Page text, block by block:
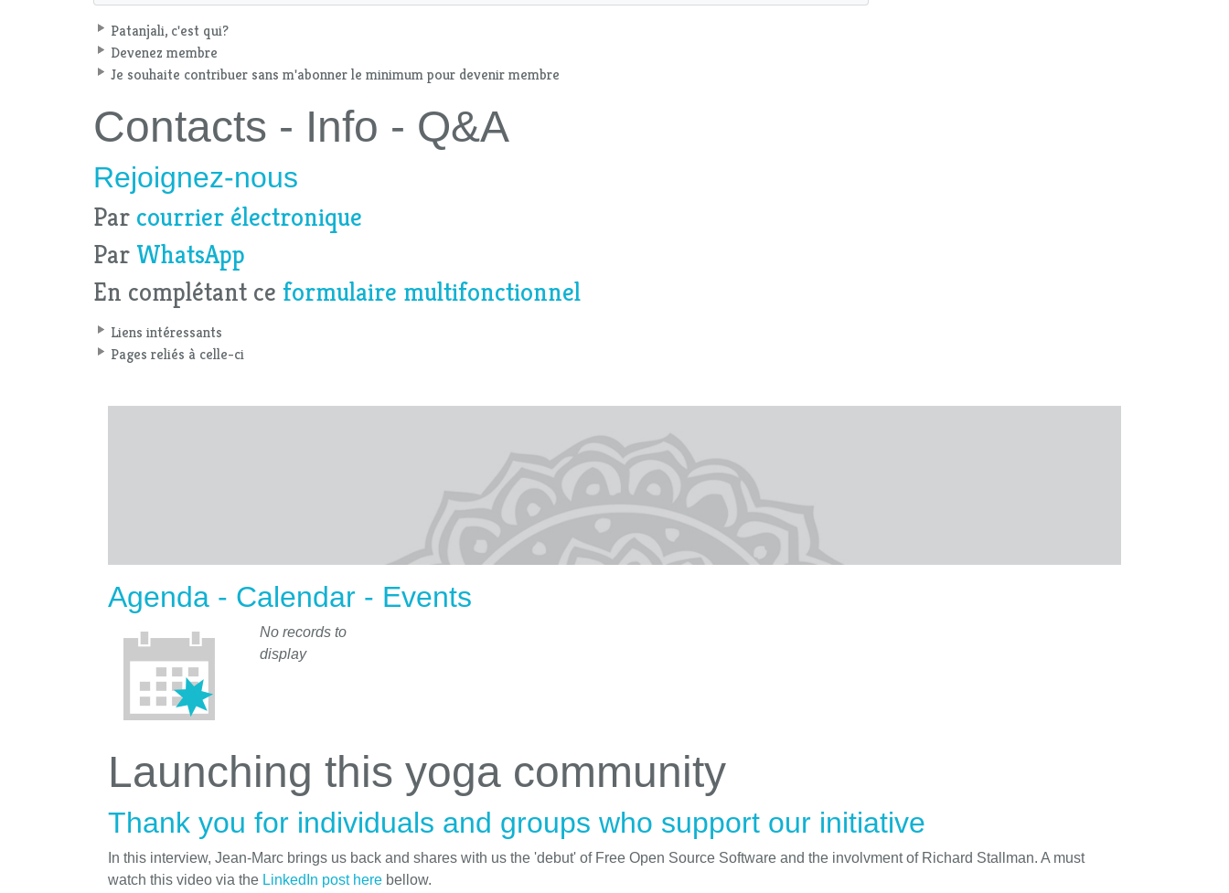
Patanjali, c'est qui?
Devenez membre
Je souhaite contribuer sans m'abonner le minimum pour devenir membre
Contacts - Info - Q&A
Rejoignez-nous
Par courrier électronique
Par WhatsApp
En complétant ce formulaire multifonctionnel
Liens intéressants
Pages reliés à celle-ci
Agenda - Calendar - Events
No records to
display
Launching this yoga community
Thank you for individuals and groups who support our initiative
In this interview, Jean-Marc brings us back and shares with us the 'debut' of Free Open Source Software and the involvment of Richard Stallman. A must
watch this video via the LinkedIn post here bellow.